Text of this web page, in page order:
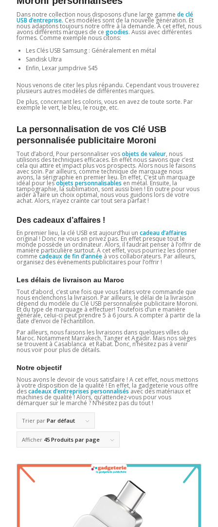
Dans notre collection nous disposons d’une large gamme de clé
USB d’entreprise. Ces modèles sont de la nouvelle génération. Et
nous adaptons toujours notre offre à la demande. A cet effet, nous
avons différents marques de ce goodies. Aussi avec différentes
formes. Comme exemple nous citons:
Les Clés USB Samsung : Généralement en métal
Sandisk Ultra
Enfin, Lexar jumpdrive S45
Nous venons de citer les plus répandu. Cependant vous trouverez
plusieurs autres modèles de différentes marques.
De plus, concernant les coloris, vous en avez de toute sorte. Par
exemple le vert, le bleu, le rouge, etc.
La personnalisation de vos Clé USB
personnalisée publicitaire Moroni
Tout d’abord, Pour personnaliser vosobjets de valeur, nous
utilisons des techniques efficaces. En effet nous savons que c’est
cela qui attire et impact plus vos prospects. Alors nous le faisons
avec soin. Par ailleurs, comme technique de marquage nous
avons, la sérigraphie en premier lieu. En effet, C’est un marquage
idéal pour lesobjets personnalisables en métal. Ensuite, la
tampographie, la sublimation, sont aussi bien ! En outre pour vous
aider à faire un choix optimal, nous vous guidons lors de votre
achat. Alors, n’ayez crainte car tout sera parfait !
Des cadeaux d’affaires !
En premier lieu, la clé USB est aujourd’hui un cadeau d’affaires
original ! Donc ne vous en privez pas. En effet presque tout le
monde possède un ordinateur. Alors, il faudrait penser à l’offrir de
manière particulière surtout. A cet effet, vous pourriez les donner
comme cadeaux de fin d’annéeà vos collaborateurs. Par ailleurs,
organisez des évènements publicitaires pour l’offrir !
Les délais de livraison au Maroc
Tout d’abord, c’est une fois que vous faites votre commande que
nous enclenchons la livraison. Par ailleurs, le délai de la livraison
dépend du modèle du Clé USB personnalisée publicitaire Moroni.
Et du type de marquage à effectuer! Toutefois d’un e manière
générale, celui-ci peut prendre 5 à 6 jours. A compter à partir de la
date d’envoi de l’échantillon.
Par ailleurs, nous faisons les livraisons dans quelques villes du
Maroc. Notamment Marrakech, Tanger et Agadir. Mais nos sièges
se trouvent à Casablanca et Rabat. Donc, n’hésitez pas à venir
nous voir pour plus de détails.
Notre objectif
Nous avons le devoir de vous satisfaire ! A cet effet, nous mettons
à votre disposition de la qualité ! En effet, la gadgeterie vous offre
descadeaux d’entreprises personnalisésavec des matériaux et
machines de qualité ! Alors, qu’attendez-vous pour vous
démarquer sur le marché ? N’hésitez pas du tout !
Trier par Par défaut
Afficher 45 Produits par page